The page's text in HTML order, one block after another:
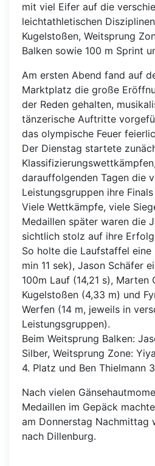
mit viel Eifer auf die
leichtathletischen
Kugelstoßen, Weitsprung
Balken sowie 100 m Sprint
Am ersten Abend fand auf
Marktplatz die große
der Reden gehalten,
tänzerische Auftritte
das olympische Feuer
Der Dienstag startete
darauffolgenden Tagen die
Leistungsgruppen ihre
Viele Wettkämpfe, viele
Medaillen später waren die
sichtlich stolz auf ihre
So holte die Laufstaffel eine
min 11 sek), Jason Schäfer
100m Lauf (14,21 s),
Kugelstoßen (4,33 m) und
Werfen (14 m, jeweils in
Leistungsgruppen).
Beim Weitsprung Balken:
Silber, Weitsprung Zone:
4. Platz und Ben Thielmann
Nach vielen
Medaillen im Gepäck
am Donnerstag Nachmittag
nach Dillenburg.